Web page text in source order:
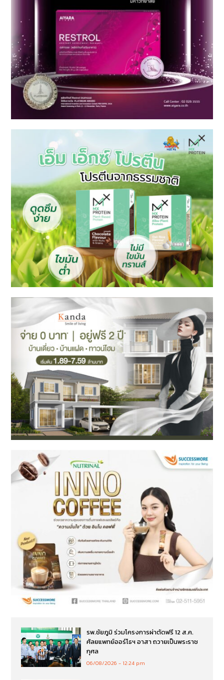
รพ.ชัยภูมิ ร่วมโครงการผ่าตัดฟรี 12 ส.ค.
ศัลยแพทย์ออร์โธฯ อาสา ถวายเป็นพระราช
กุศล
06/08/2026 12:24 pm